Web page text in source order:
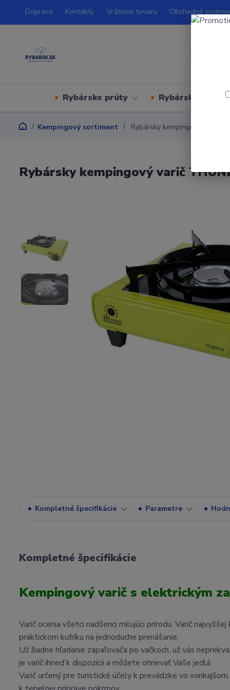
Doprava Kontakty Vrátenie tovaru Obchodné
Rybárske prúty Rybárske
Kempingový sortiment Rybársky kempingový varič
Rybársky kempingový varič
Kompletné špecifikácie Parametre
Kompletné špecifikácie
Kempingový varič s elektrickým
Varič ocenia všetci nadšenci milujúci prírodu. Varič
praktickom kufríku na jednoduche prenášanie.
Už žiadne hľadanie zapaľovača po vačkoch, už vás
je varič ihneď k dispozícii a môžete ohrievať Vaše jedlá.
Varič určený pre turistické účely k prevádzke vo